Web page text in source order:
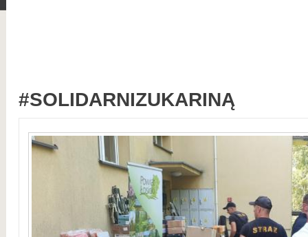
#SOLIDARNIZUKARINĄ